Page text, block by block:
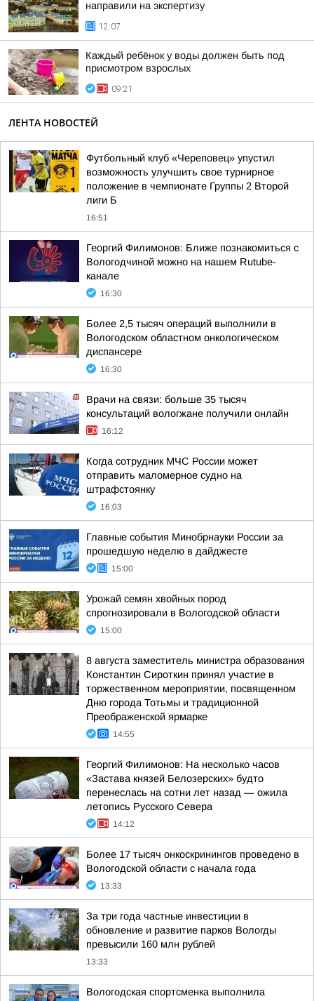
направили на экспертизу
12:07
Каждый ребёнок у воды должен быть под
присмотром взрослых
09:21
ЛЕНТА НОВОСТЕЙ
Футбольный клуб «Череповец» упустил
возможность улучшить свое турнирное
положение в чемпионате Группы 2 Второй
лиги Б
16:51
Георгий Филимонов: Ближе познакомиться с
Вологодчиной можно на нашем Rutube-
канале
16:30
Более 2,5 тысяч операций выполнили в
Вологодском областном онкологическом
диспансере
16:30
Врачи на связи: больше 35 тысяч
консультаций вологжане получили онлайн
16:12
Когда сотрудник МЧС России может
отправить маломерное судно на
штрафстоянку
16:03
Главные события Минобрнауки России за
прошедшую неделю в дайджесте
15:00
Урожай семян хвойных пород
спрогнозировали в Вологодской области
15:00
8 августа заместитель министра образования
Константин Сироткин принял участие в
торжественном мероприятии, посвященном
Дню города Тотьмы и традиционной
Преображенской ярмарке
14:55
Георгий Филимонов: На несколько часов
«Застава князей Белозерских» будто
перенеслась на сотни лет назад — ожила
летопись Русского Севера
14:12
Более 17 тысяч онкоскринингов проведено в
Вологодской области с начала года
13:33
За три года частные инвестиции в
обновление и развитие парков Вологды
превысили 160 млн рублей
13:33
Вологодская спортсменка выполнила